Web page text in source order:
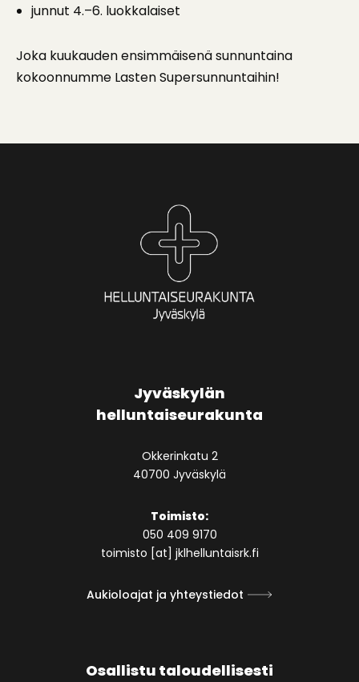
junnut 4.–6. luokkalaiset
Joka kuukauden ensimmäisenä sunnuntaina
kokoonnumme Lasten Supersunnuntaihin!
Jyväskylän
helluntaiseurakunta
Okkerinkatu 2
40700 Jyväskylä
Toimisto:
050 409 9170
toimisto [at] jklhelluntaisrk.fi
Aukioloajat ja yhteystiedot
Osallistu taloudellisesti